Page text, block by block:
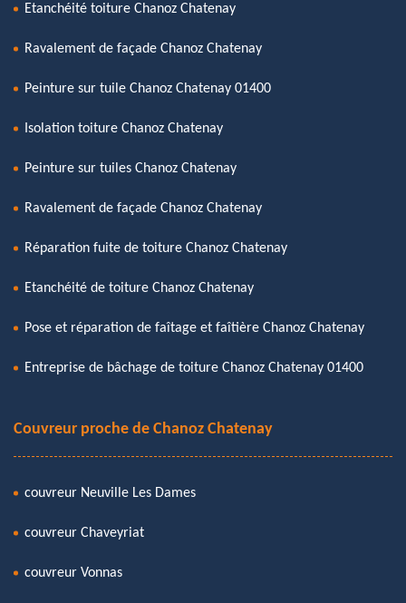
Etanchéité toiture Chanoz Chatenay
Ravalement de façade Chanoz Chatenay
Peinture sur tuile Chanoz Chatenay 01400
Isolation toiture Chanoz Chatenay
Peinture sur tuiles Chanoz Chatenay
Ravalement de façade Chanoz Chatenay
Réparation fuite de toiture Chanoz Chatenay
Etanchéité de toiture Chanoz Chatenay
Pose et réparation de faîtage et faîtière Chanoz Chatenay
Entreprise de bâchage de toiture Chanoz Chatenay 01400
Couvreur proche de Chanoz Chatenay
couvreur Neuville Les Dames
couvreur Chaveyriat
couvreur Vonnas